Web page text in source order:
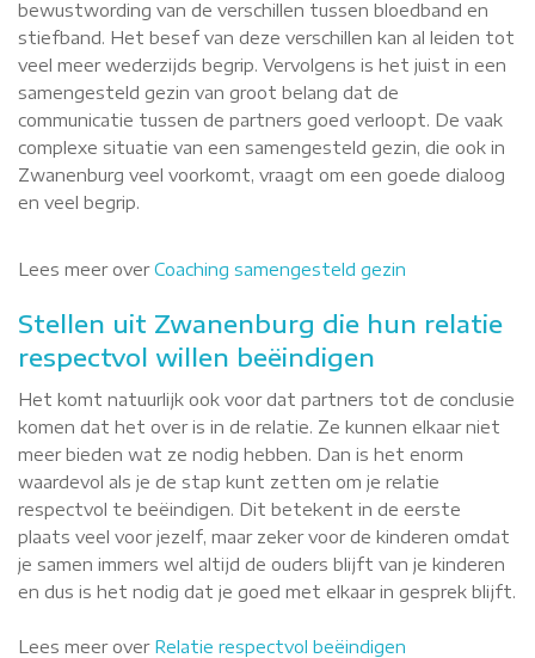
bewustwording van de verschillen tussen bloedband en
stiefband. Het besef van deze verschillen kan al leiden tot
veel meer wederzijds begrip. Vervolgens is het juist in een
samengesteld gezin van groot belang dat de
communicatie tussen de partners goed verloopt. De vaak
complexe situatie van een samengesteld gezin, die ook in
Zwanenburg veel voorkomt, vraagt om een goede dialoog
en veel begrip.
Lees meer overCoaching samengesteld gezin
Stellen uit Zwanenburg die hun relatie
respectvol willen beëindigen
Het komt natuurlijk ook voor dat partners tot de conclusie
komen dat het over is in de relatie. Ze kunnen elkaar niet
meer bieden wat ze nodig hebben. Dan is het enorm
waardevol als je de stap kunt zetten om je relatie
respectvol te beëindigen. Dit betekent in de eerste
plaats veel voor jezelf, maar zeker voor de kinderen omdat
je samen immers wel altijd de ouders blijft van je kinderen
en dus is het nodig dat je goed met elkaar in gesprek blijft.
Lees meer over Relatie respectvol beëindigen